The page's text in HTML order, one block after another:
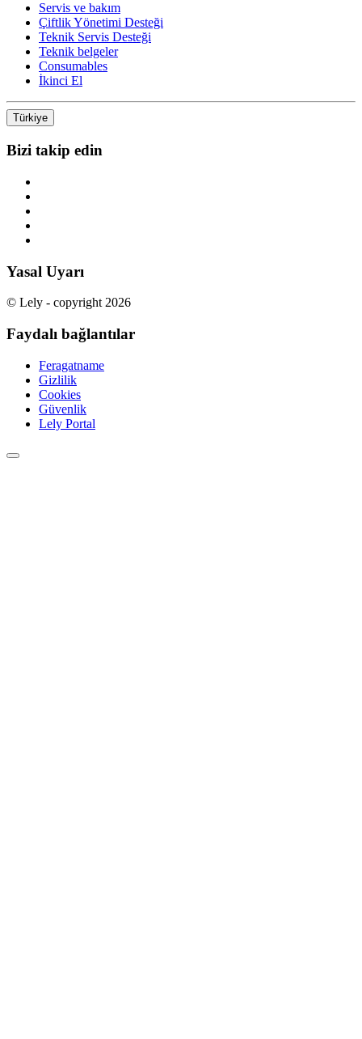
Servis ve bakım
Çiftlik Yönetimi Desteği
Teknik Servis Desteği
Teknik belgeler
Consumables
İkinci El
Türkiye
Bizi takip edin
Yasal Uyarı
© Lely - copyright 2026
Faydalı bağlantılar
Feragatname
Gizlilik
Cookies
Güvenlik
Lely Portal